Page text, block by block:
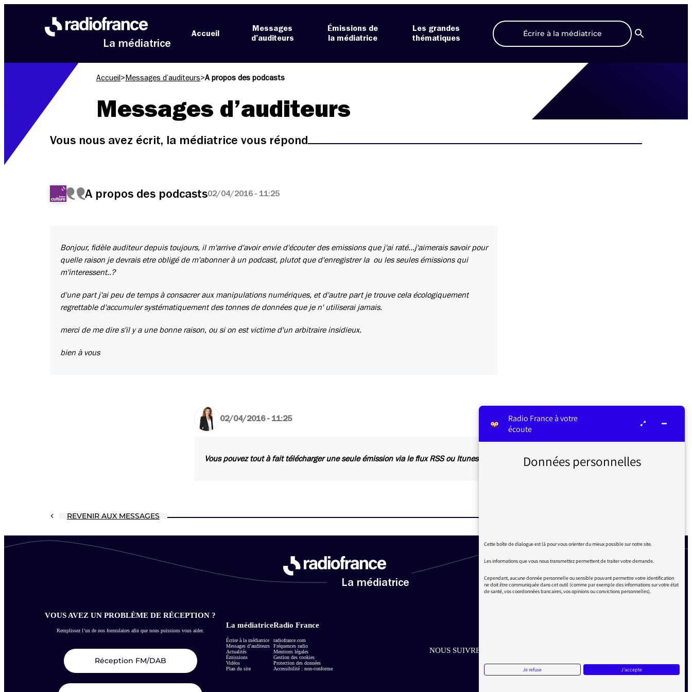
La médiatrice
Accueil
Messages
d’auditeurs
Émissions de
la médiatrice
Les grandes
thématiques
Écrire à la médiatrice
Recherche
Accueil > Messages d’auditeurs>A propos des podcasts
Messages d’auditeurs
Vous nous avez écrit, la médiatrice vous répond
A propos des podcasts02/04/2016 - 11:25
Bonjour, fidèle auditeur depuis toujours, il m'arrive d'avoir envie d'écouter des emissions que j'ai raté...j'aimerais savoir pour
quelle raison je devrais etre obligé de m'abonner à un podcast, plutot que d'enregistrer la ou les seules émissions qui
m'interessent..?
d'une part j'ai peu de temps à consacrer aux manipulations numériques, et d'autre part je trouve cela écologiquement
regrettable d'accumuler systématiquement des tonnes de données que je n' utiliserai jamais.
merci de me dire s'il y a une bonne raison, ou si on est victime d'un arbitraire insidieux.
bien à vous
02/04/2016 - 11:25
Vous pouvez tout à fait télécharger une seule émission via le flux RSS ou Itunes.
REVENIR AUX MESSAGES
La médiatrice
VOUS AVEZ UN PROBLÈME DE RÉCEPTION ?
Remplissez l’un de nos formulaires afin que nous puissions vous aider.
Réception FM/DAB
La médiatrice
Écrire à la médiatrice
Messages d’auditeurs
Actualités
Émissions
Vidéos
Plan du site
Radio France
radiofrance.com
Fréquences radio
Mentions légales
Gestion des cookies
Protection des données
Accessibilité : non-conforme
NOUS SUIVRE SUR LES RÉSEAUX
Aller sur la page Facebook de la Médiatrice
Aller sur la page Twitter de la Médiatrice
Aller sur la page Instagram de la Médiatrice
Radio France à votre
écoute
Données personnelles
Cette boîte de dialogue est là pour vous orienter du mieux possible sur notre site.
Les informations que vous nous transmettez permettent de traiter votre demande.
Cependant, aucune donnée personnelle ou sensible pouvant permettre votre identification
ne doit être communiquée dans cet outil (comme par exemple des informations sur votre état
de santé, vos coordonnées bancaires, vos opinions ou convictions personnelles).
Je refuse J'accepte